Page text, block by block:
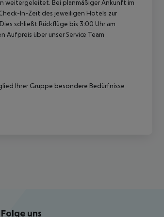
weitergeleitet. Bei planmäßiger Ankunft im
In-Zeit des jeweiligen Hotels zur
schließt Rückflüge bis 3:00 Uhr am
über unser Service Team
Ihrer Gruppe besondere Bedürfnisse
Folge uns